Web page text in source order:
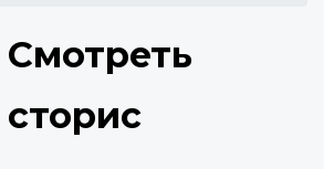
Смотреть
сторис